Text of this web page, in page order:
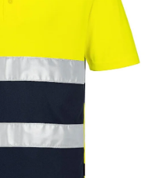
dielňa
Pre firmy
Potlač lôg
Reklamačný poriadok
od zmluvy